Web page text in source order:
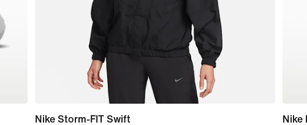
Nike Storm-FIT Swift
Nike